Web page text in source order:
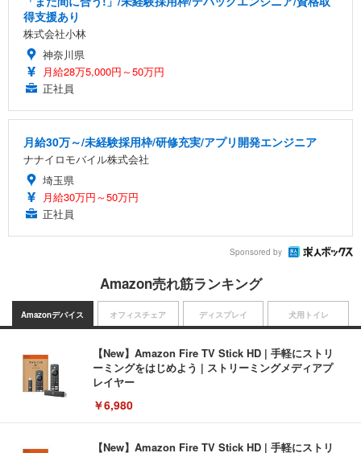
得支援あり
株式会社小林
神奈川県
月給28万5,000円～50万円
正社員
月給30万～/未経験採用枠/研修充実/アプリ開発エンジニア
ナナイロモバイル株式会社
埼玉県
月給30万円～50万円
正社員
Sponsored by
Amazon売れ筋ランキング
Amazonデバイス
【New】Amazon Fire TV Stick HD | 手軽にストリ
ーミングをはじめよう | ストリーミングメディアプ
レイヤー
￥6,980
【New】Amazon Fire TV Stick HD | 手軽にストリ
オフィスチェア ディスプレイ 犬用トイレ